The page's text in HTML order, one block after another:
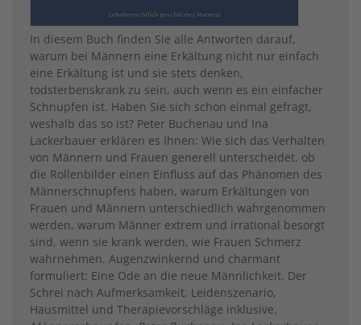
In diesem Buch finden Sie alle Antworten darauf,
warum bei Männern eine Erkältung nicht nur einfach
eine Erkältung ist und sie stets denken,
todsterbenskrank zu sein, auch wenn es ein einfacher
Schnupfen ist. Haben Sie sich schon einmal gefragt,
weshalb das so ist? Peter Buchenau und Ina
Lackerbauer erklären es Ihnen: Wie sich das Verhalten
von Männern und Frauen generell unterscheidet, ob
die Rollenbilder einen Einfluss auf das Phänomen des
Männerschnupfens haben, warum Erkältungen von
Frauen und Männern unterschiedlich wahrgenommen
werden, warum Männer extrem und irrational besorgt
sind, wenn sie krank werden, wie Frauen Schmerz
wahrnehmen. Augenzwinkernd und charmant
formuliert: Eine Ode an die neue Männlichkeit. Der
Schrei nach Aufmerksamkeit, Leidenszenario,
Hausmittel und Therapievorschläge inklusive.